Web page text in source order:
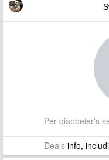
Per qiaobeier's
Dealsinfo,